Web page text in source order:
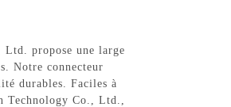
propose une large
Notre connecteur
durables. Faciles à
Technology Co., Ltd.,